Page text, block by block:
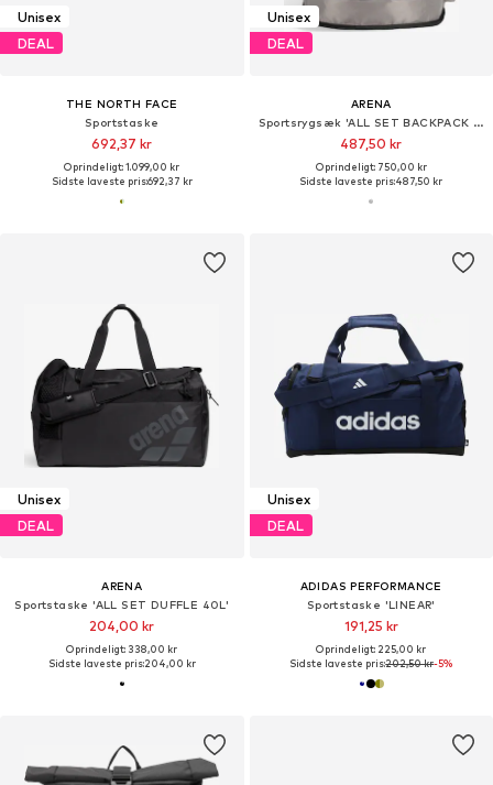
Unisex
DEAL
THE NORTH FACE
Sportstaske
692,37 kr
Oprindeligt: 1.099,00 kr
Sidste laveste pris:692,37 kr
Unisex
DEAL
ARENA
Sportsrygsæk 'ALL SET BACKPACK 45L'
487,50 kr
Oprindeligt: 750,00 kr
Sidste laveste pris:487,50 kr
Unisex
DEAL
ARENA
Sportstaske 'ALL SET DUFFLE 40L'
204,00 kr
Oprindeligt: 338,00 kr
Sidste laveste pris:204,00 kr
Unisex
DEAL
ADIDAS PERFORMANCE
Sportstaske 'LINEAR'
191,25 kr
Oprindeligt: 225,00 kr
Sidste laveste pris:202,50 kr-5%